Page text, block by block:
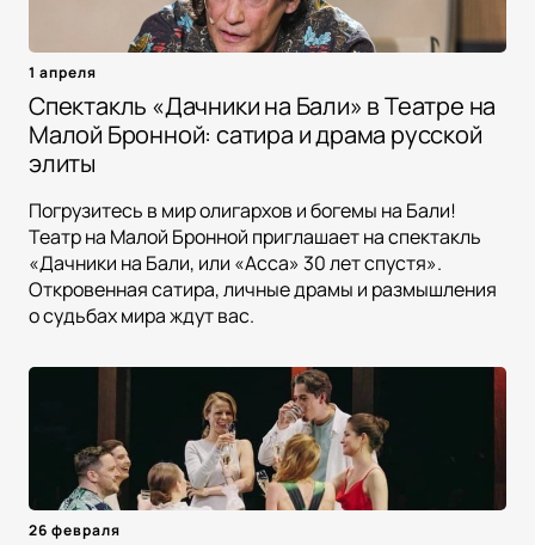
1 апреля
Спектакль «Дачники на Бали» в Театре на
Малой Бронной: сатира и драма русской
элиты
Погрузитесь в мир олигархов и богемы на Бали!
Театр на Малой Бронной приглашает на спектакль
«Дачники на Бали, или «Асса» 30 лет спустя».
Откровенная сатира, личные драмы и размышления
о судьбах мира ждут вас.
26 февраля